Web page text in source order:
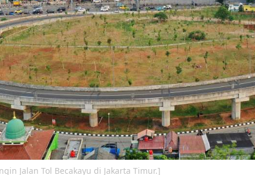
Jalan Tol Becakayu di Jakarta Timur.]